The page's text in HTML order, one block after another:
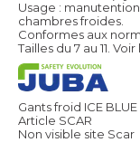
Usage :
chambres froides.
Conformes aux
Tailles du 7 au 11. Voir
Gants froid ICE BLUE
Article SCAR
Non visible site Scar